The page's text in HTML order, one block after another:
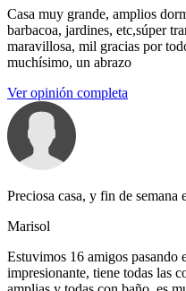
Casa muy grande, amplios
barbacoa, jardines, etc,súper
maravillosa, mil gracias por
muchísimo, un abrazo
Ver opinión completa
Preciosa casa, y fin de semana
Marisol
Estuvimos 16 amigos pasando
impresionante, tiene todas las